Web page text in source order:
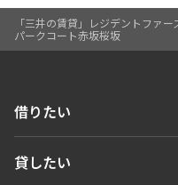
「三井の賃貸」レジデントファ
パークコート赤坂桜坂
借りたい
人気エリアから探す
貸したい